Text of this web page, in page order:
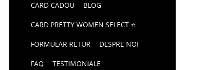
CARD CADOU BLOG
CARD PRETTY WOMEN SELECT ⭐
FORMULAR RETUR DESPRE NOI
FAQ TESTIMONIALE